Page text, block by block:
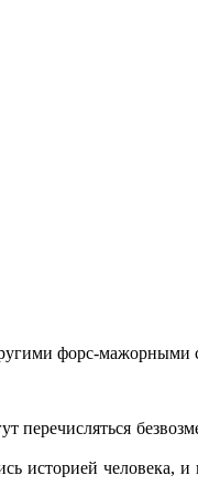
форс-мажорными
историей